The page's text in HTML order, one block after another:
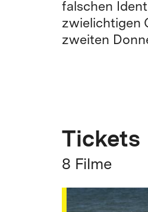
falschen
zwielichtigen
zweiten
Tickets
8 Filme